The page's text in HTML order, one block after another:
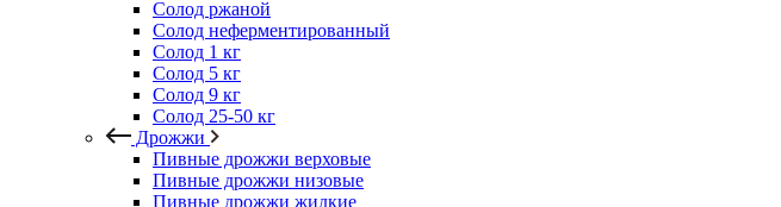
Солод ржаной
Солод неферментированный
Солод 1 кг
Солод 5 кг
Солод 9 кг
Солод 25-50 кг
Дрожжи
Пивные дрожжи верховые
Пивные дрожжи низовые
Пивные дрожжи жидкие